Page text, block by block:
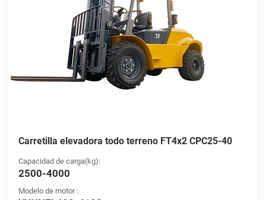
Carretilla elevadora todo terreno FT4x2 CPC25-40
Capacidad de carga(kg):
2500-4000
Modelo de motor :